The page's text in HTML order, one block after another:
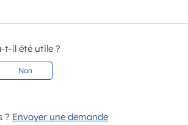
t-il été utile ?
Non
? Envoyer une demande